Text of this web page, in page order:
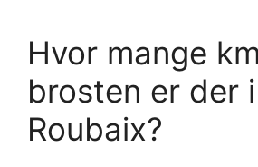
Hvor mange km
brosten er der
Roubaix?